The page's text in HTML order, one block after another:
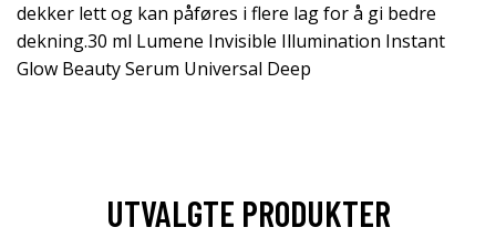
dekker lett og kan påføres i flere lag for å gi bedre
dekning.30 ml Lumene Invisible Illumination Instant
Glow Beauty Serum Universal Deep
UTVALGTE PRODUKTER